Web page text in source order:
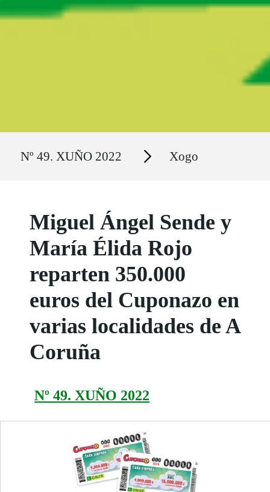
Nº 49. XUÑO 2022 Secciones Xogo
Miguel Ángel Sende y
María Élida Rojo
reparten 350.000
euros del Cuponazo en
varias localidades de A
Coruña
Nº 49. XUÑO 2022